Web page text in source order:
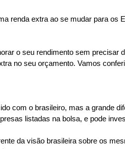
renda extra ao se mudar para os
o seu rendimento sem precisar
no seu orçamento. Vamos
com o brasileiro, mas a grande
listadas na bolsa, e pode
da visão brasileira sobre os